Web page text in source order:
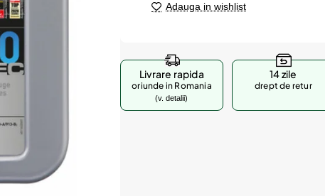
Adauga in wishlist
Livrare rapida
oriunde in Romania
(v. detalii)
14 zile
drept de retur